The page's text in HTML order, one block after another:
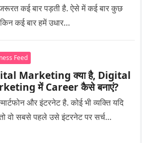
कई बार पड़ती है. ऐसे में कई बार कुछ
कई बार हमें उधार…
Feed
Marketing क्या है, Digital
में Career कैसे बनाएं?
और इंटरनेट है. कोई भी व्यक्ति यदि
वो सबसे पहले उसे इंटरनेट पर सर्च…